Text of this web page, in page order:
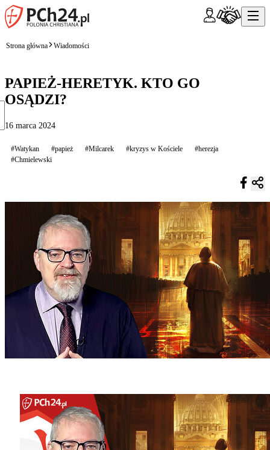
Strona główna Wiadomości
PAPIEŻ-HERETYK. KTO GO
OSĄDZI?
16 marca 2024
#Watykan #papież #Milcarek #kryzys w Kościele
#herezja
#Chmielewski